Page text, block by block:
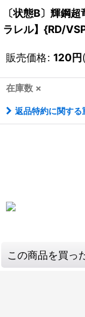
〔状態B〕輝鋼
ラレル】{RD/
販売価格: 120円
在庫数 ×
返品特約に関する
この商品を買っ